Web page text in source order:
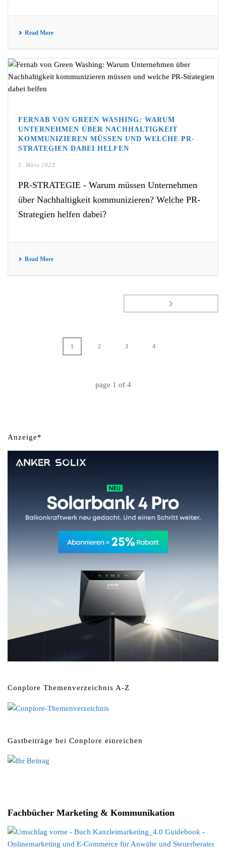
Read More
FERNAB VON GREEN WASHING: WARUM
UNTERNEHMEN ÜBER NACHHALTIGKEIT
KOMMUNIZIEREN MÜSSEN UND WELCHE PR-
STRATEGIEN DABEI HELFEN
5. März 2022
PR-STRATEGIE - Warum müssen Unternehmen
über Nachhaltigkeit kommunizieren? Welche PR-
Strategien helfen dabei?
Read More
1 2 3 4
page 1 of 4
Anzeige*
Conplore Themenverzeichnis A-Z
Gastbeiträge bei Conplore einreichen
Fachbücher Marketing & Kommunikation